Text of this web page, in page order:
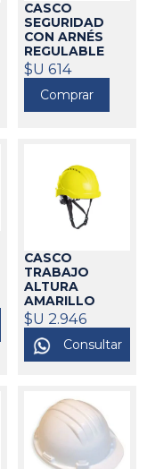
CASCO
SEGURIDAD
CON ARNÉS
REGULABLE
NARANJA 5-RG
CLIMAX480135
$U 614
Comprar
CASCO
TRABAJO
ALTURA
AMARILLO
FLUOR 4
PUNTOS
CLIMAX480144
$U 2.946
Consultar